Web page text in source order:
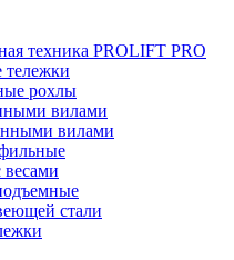
техника PROLIFT PRO
тележки
рохлы
вилами
вилами
стали